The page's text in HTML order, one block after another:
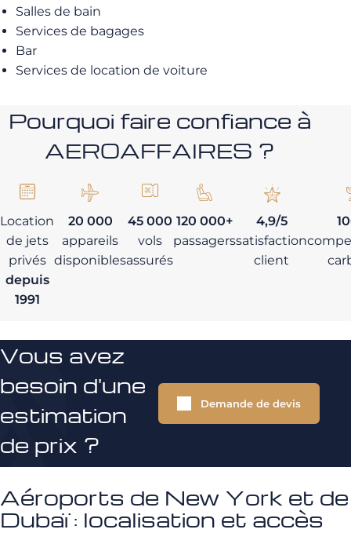
Salles de bain
Services de bagages
Bar
Services de location de voiture
Pourquoi faire confiance à
AEROAFFAIRES ?
Location
de jets
privés
depuis
1991
20 000
appareils
disponibles
45 000
vols
assurés
120 000+
passagers
4,9/5
satisfaction
client
Vous avez
besoin d'une
estimation
de prix ?
Demande de devis
Aéroports de New York et de
Dubaï : localisation et accès